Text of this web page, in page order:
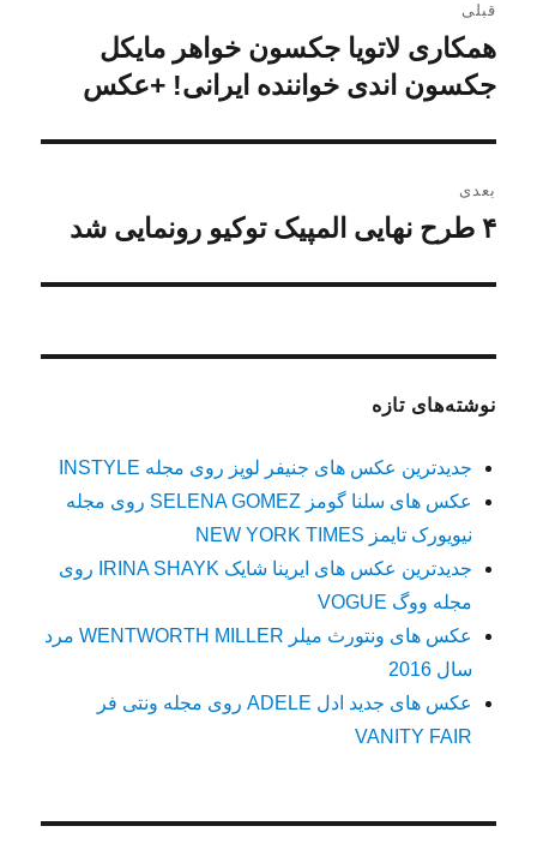
نوشته
قبلی
نوشته
قبلی:
همکاری لاتویا جکسون خواهر مایکل
جکسون اندی خواننده ایرانی! +عکس
بعدی
نوشته
۴ طرح‌ نهایی المپیک توکیو رونمایی شد
نوشته‌های تازه
جدیدترین عکس های جنیفر لوپز روی مجله INSTYLE
عکس های سلنا گومز SELENA GOMEZ روی مجله
نیویورک تایمز NEW YORK TIMES
جدیدترین عکس های ایرینا شایک IRINA SHAYK روی
مجله ووگ VOGUE
عکس های ونتورث میلر WENTWORTH MILLER مرد
سال 2016
عکس های جدید ادل ADELE روی مجله ونتی فر
VANITY FAIR